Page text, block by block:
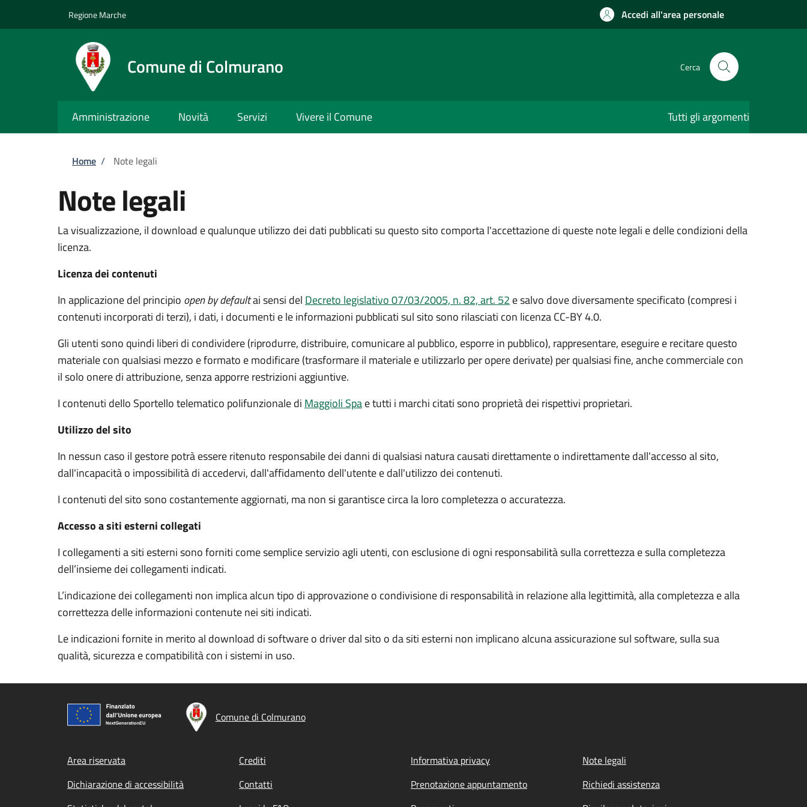
Regione Marche Accedi all'area personale
Comune di Colmurano Cerca
Amministrazione Novità Servizi Vivere il Comune Tutti gli argomenti
Briciole di pane
Home / Note legali
Note legali
La visualizzazione, il download e qualunque utilizzo dei dati pubblicati su questo sito comporta l'accettazione di queste note legali e delle condizioni della
licenza.
Licenza dei contenuti
In applicazione del principio open by defaultai sensi del Decreto legislativo 07/03/2005, n. 82, art. 52 e salvo dove diversamente specificato (compresi i
contenuti incorporati di terzi), i dati, i documenti e le informazioni pubblicati sul sito sono rilasciati con licenza CC-BY 4.0.
Gli utenti sono quindi liberi di condividere (riprodurre, distribuire, comunicare al pubblico, esporre in pubblico), rappresentare, eseguire e recitare questo
materiale con qualsiasi mezzo e formato e modificare (trasformare il materiale e utilizzarlo per opere derivate) per qualsiasi fine, anche commerciale con
il solo onere di attribuzione, senza apporre restrizioni aggiuntive.
I contenuti dello Sportello telematico polifunzionaledi Maggioli Spae tutti i marchi citati sono proprietà dei rispettivi proprietari.
Utilizzo del sito
In nessun caso il gestore potrà essere ritenuto responsabile dei danni di qualsiasi natura causati direttamente o indirettamente dall'accesso al sito,
dall'incapacità o impossibilità di accedervi, dall'affidamento dell'utente e dall'utilizzo dei contenuti.
I contenuti del sito sono costantemente aggiornati, ma non si garantisce circa la loro completezza o accuratezza.
Accesso a siti esterni collegati
I collegamenti a siti esterni sono forniti come semplice servizio agli utenti, con esclusione di ogni responsabilità sulla correttezza e sulla completezza
dell’insieme dei collegamenti indicati.
L’indicazione dei collegamenti non implica alcun tipo di approvazione o condivisione di responsabilità in relazione alla legittimità, alla completezza e alla
correttezza delle informazioni contenute nei siti indicati.
Le indicazioni fornite in merito al download di software o driver dal sito o da siti esterni non implicano alcuna assicurazione sul software, sulla sua
qualità, sicurezza e compatibilità con i sistemi in uso.
Comune di Colmurano
Footer menu
Area riservata Crediti Informativa privacy
Note legali
Dichiarazione di accessibilità
Contatti Prenotazione appuntamento
Richiedi assistenza